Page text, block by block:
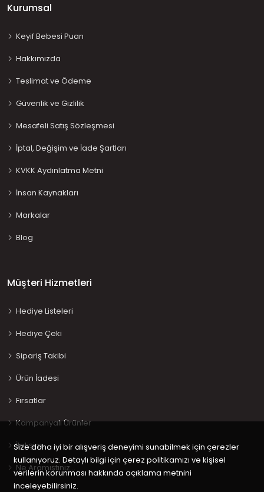
Kurumsal
Keyif Bebesi Puan
Hakkımızda
Teslimat ve Ödeme
Güvenlik ve Gizlilik
Mesafeli Satış Sözleşmesi
İptal, Değişim ve İade Şartları
KVKK Aydınlatma Metni
İnsan Kaynakları
Markalar
Blog
Müşteri Hizmetleri
Hediye Listeleri
Hediye Çeki
Sipariş Takibi
Ürün İadesi
Fırsatlar
Kampanyalı Ürünler
İletişim
Ne Aramıştınız…
Size daha iyi bir alışveriş deneyimi sunabilmek için çerezler
kullanıyoruz. Detaylı bilgi için çerez politikamızı ve kişisel
verilerin korunması hakkında açıklama metnini
inceleyebilirsiniz.